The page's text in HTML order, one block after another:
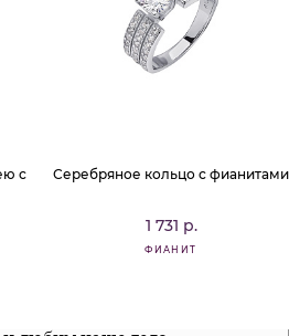
с
Серебряное кольцо с фианитами
1 731 р.
ФИАНИТ